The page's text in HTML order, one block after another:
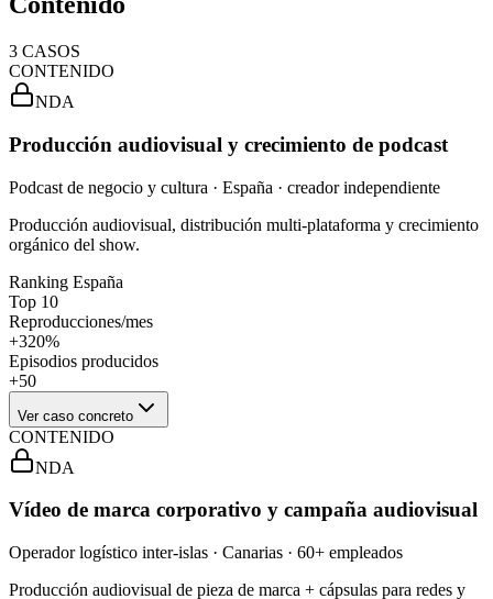
3 CASOS
CONTENIDO
NDA
Producción audiovisual y crecimiento de podcast
Podcast de negocio y cultura · España · creador independiente
Producción audiovisual, distribución multi-plataforma y crecimiento
orgánico del show.
Ranking España
Top 10
Reproducciones/mes
+320%
Episodios producidos
+50
Ver caso concreto
CONTENIDO
NDA
Vídeo de marca corporativo y campaña audiovisual
Operador logístico inter-islas · Canarias · 60+ empleados
Producción audiovisual de pieza de marca + cápsulas para redes y